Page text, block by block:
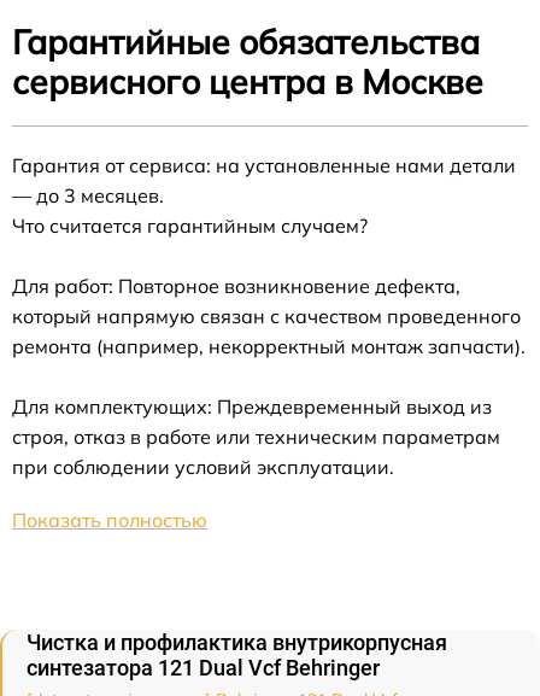
Гарантийные обязательства
сервисного центра в Москве
Гарантия от сервиса: на установленные нами детали
— до 3 месяцев.
Что считается гарантийным случаем?
Для работ: Повторное возникновение дефекта,
который напрямую связан с качеством проведенного
ремонта (например, некорректный монтаж запчасти).
Для комплектующих: Преждевременный выход из
строя, отказ в работе или техническим параметрам
при соблюдении условий эксплуатации.
Показать полностью
Чистка и профилактика внутрикорпусная
синтезатора 121 Dual Vcf Behringer